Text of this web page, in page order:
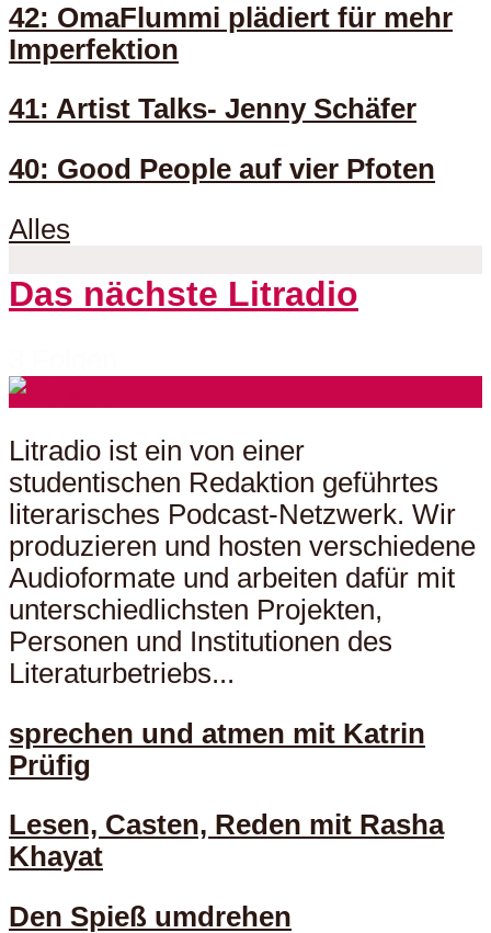
42: OmaFlummi plädiert für mehr
Imperfektion
41: Artist Talks- Jenny Schäfer
40: Good People auf vier Pfoten
Alles
Das nächste Litradio
Litradio ist ein von einer
studentischen Redaktion geführtes
literarisches Podcast-Netzwerk. Wir
produzieren und hosten verschiedene
Audioformate und arbeiten dafür mit
unterschiedlichsten Projekten,
Personen und Institutionen des
Literaturbetriebs...
sprechen und atmen mit Katrin
Prüfig
Lesen, Casten, Reden mit Rasha
Khayat
Den Spieß umdrehen